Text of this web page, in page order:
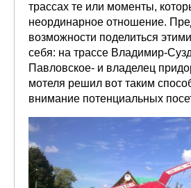
трассах те или моменты,
неординарное отношение.
возможности поделиться
себя: на трассе Владимир-
Павловское- и владелец
мотеля решил вот таким
внимание потенциальных